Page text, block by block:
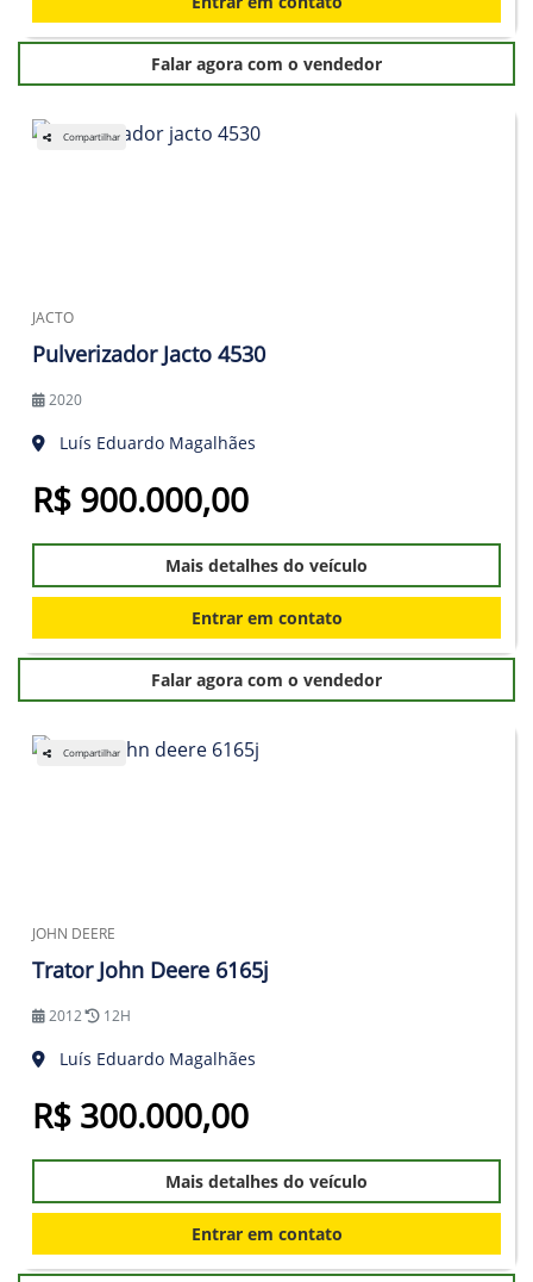
Falar agora com o vendedor
Compartilhar
JACTO
Pulverizador Jacto 4530
2020
Luís Eduardo Magalhães
R$ 900.000,00
Mais detalhes do veículo
Entrar em contato
Falar agora com o vendedor
Compartilhar
JOHN DEERE
Trator John Deere 6165j
2012 12H
Luís Eduardo Magalhães
R$ 300.000,00
Mais detalhes do veículo
Entrar em contato